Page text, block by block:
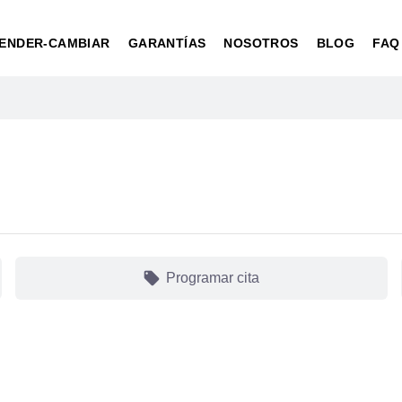
CAMBIAR GARANTÍAS NOSOTROS BLOG FAQ
local_offer Programar cita